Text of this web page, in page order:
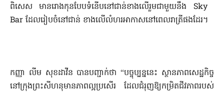
ពិសេស​ មាន​រោងកុន​បែប​ទំនើប​នៅ​ជាន់​ខាងលើ​រួម​ជាមួយនឹង​ ​Sky​ ​
Bar​ ​ដែល​រៀបចំ​នៅ​ជាន់​ ខាងលើ​លំហ​រអា​កាស​នៅពេល​រាត្រី​ផង​ដែរ​។
កញ្ញា​ លីម​ សុខ​ដា​វីន​ បាន​បញ្ជាក់​ថា​ “បច្ចុប្បន្ន​នេះ​ ស្ថានភាព​សេដ្ឋកិច្ច​
នៅ​ក្រុង​ព្រះសីហនុ​មាន​ភាពល្អ​ប្រសើរ​ ដែល​ជំរុញ​ឱ្យ​កម្រិតជីវភាព​របស់​